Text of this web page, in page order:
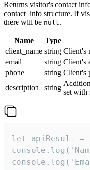
Returns visitor's contact
contact_info structure. If
there will be null.
Name Type
client_name string Client's
email
string Client's
phone
string Client's
description
string
set with
let apiResult =